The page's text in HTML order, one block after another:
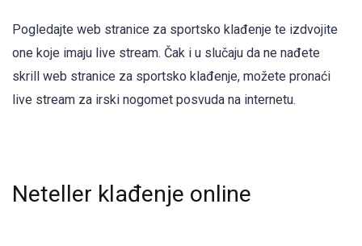
Pogledajte web stranice za sportsko klađenje te izdvojite
one koje imaju live stream. Čak i u slučaju da ne nađete
skrill web stranice za sportsko klađenje, možete pronaći
live stream za irski nogomet posvuda na internetu.
Neteller klađenje online